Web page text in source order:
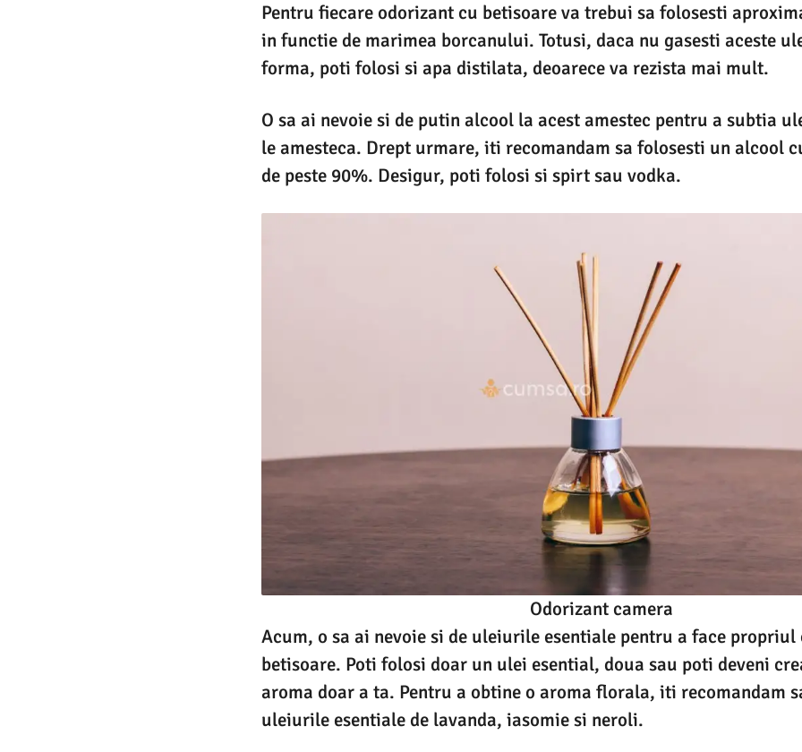
Pentru fiecare odorizant cu betisoare va trebui sa folosesti
in functie de marimea borcanului. Totusi, daca nu gasesti aceste
forma, poti folosi si apa distilata, deoarece va rezista mai mult.
O sa ai nevoie si de putin alcool la acest amestec pentru a subtia
le amesteca. Drept urmare, iti recomandam sa folosesti un alcool
de peste 90%. Desigur, poti folosi si spirt sau vodka.
Odorizant camera
Acum, o sa ai nevoie si de uleiurile esentiale pentru a face
betisoare. Poti folosi doar un ulei esential, doua sau poti deveni
aroma doar a ta. Pentru a obtine o aroma florala, iti recomandam
uleiurile esentiale de lavanda, iasomie si neroli.